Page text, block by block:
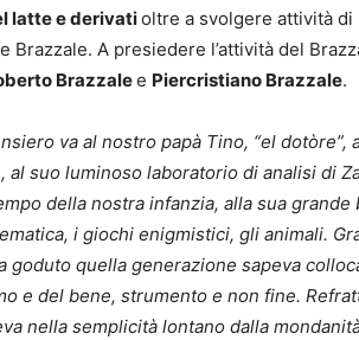
latte e derivatioltre a svolgere attività
Brazzale. A presiedere l’attività del
Brazzalee Piercristiano Brazzale.
va al nostro papà Tino, “el
suo luminoso laboratorio di analisi di
della nostra infanzia, alla sua grande
i giochi enigmistici, gli animali.
goduto quella generazione sapeva
e del bene, strumento e non fine.
nella semplicità lontano dalla